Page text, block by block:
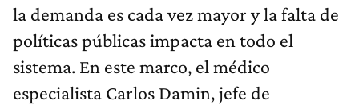
la demanda es cada vez mayor y la falta de
políticas públicas impacta en todo el
sistema. En este marco, el médico
especialista Carlos Damin, jefe de